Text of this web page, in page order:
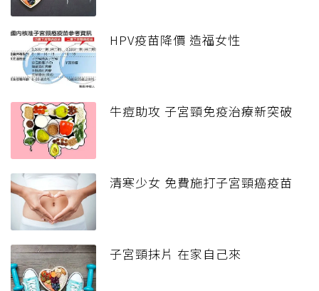
HPV疫苗降價 造福女性
牛痘助攻 子宮頸免疫治療新突破
清寒少女 免費施打子宮頸癌疫苗
子宮頸抹片 在家自己來